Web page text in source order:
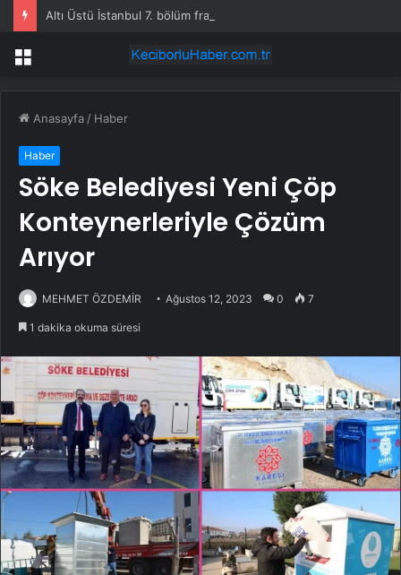
Altı Üstü İstanbul 7. bölüm fragmanı yayınlandı mı?
Menü
Anasayfa / Haber
Haber
Söke Belediyesi Yeni Çöp
Konteynerleriyle Çözüm
Arıyor
MEHMET ÖZDEMİR Ağustos 12, 2023 0 7
1 dakika okuma süresi